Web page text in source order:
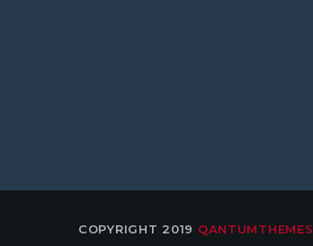
COPYRIGHT 2019 QANTUMTHEMES